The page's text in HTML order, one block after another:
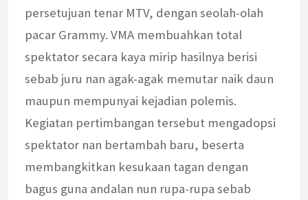
persetujuan tenar MTV, dengan seolah-olah
pacar Grammy. VMA membuahkan total
spektator secara kaya mirip hasilnya berisi
sebab juru nan agak-agak memutar naik daun
maupun mempunyai kejadian polemis.
Kegiatan pertimbangan tersebut mengadopsi
spektator nan bertambah baru, beserta
membangkitkan kesukaan tagan dengan
bagus guna andalan nun rupa-rupa sebab